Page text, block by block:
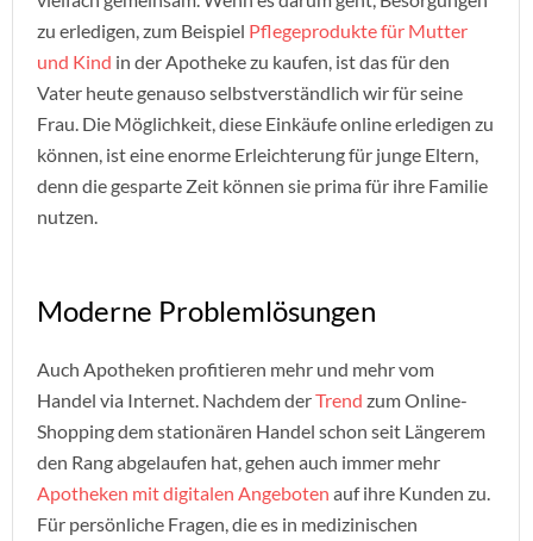
zu erledigen, zum Beispiel Pflegeprodukte für Mutter
und Kind in der Apotheke zu kaufen, ist das für den
Vater heute genauso selbstverständlich wir für seine
Frau. Die Möglichkeit, diese Einkäufe online erledigen zu
können, ist eine enorme Erleichterung für junge Eltern,
denn die gesparte Zeit können sie prima für ihre Familie
nutzen.
Moderne Problemlösungen
Auch Apotheken profitieren mehr und mehr vom
Handel via Internet. Nachdem derTrend zum Online-
Shopping dem stationären Handel schon seit Längerem
den Rang abgelaufen hat, gehen auch immer mehr
Apotheken mit digitalen Angeboten auf ihre Kunden zu.
Für persönliche Fragen, die es in medizinischen